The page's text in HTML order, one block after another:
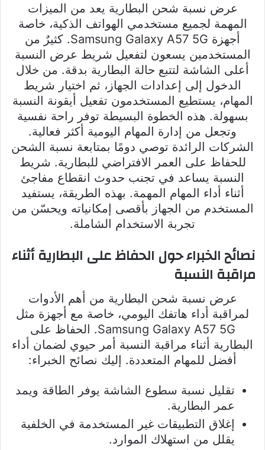
عرض نسبة شحن البطارية يعد من الميزات
المهمة لجميع مستخدمي الهواتف الذكية، خاصة
أجهزة Samsung Galaxy A57 5G. كثيرٌ من
المستخدمين يسعون لتفعيل شريط عرض النسبة
أعلى الشاشة لتتبع حالة البطارية بدقة. من خلال
الدخول إلى إعدادات الجهاز، ثم اختيار شريط
المهام، يستطيع المستخدمون تفعيل أيقونة النسبة
بسهولة. هذه الخطوة البسيطة توفر راحة نفسية
وتجعل من إدارة المهام اليومية أكثر فعالية.
الشركات الرائدة توصي دومًا بمتابعة نسبة الشحن
للحفاظ على العمر الافتراضي للبطارية. شريط
النسبة يساعد في تجنب حدوث انقطاع مفاجئ
أثناء أداء المهام المهمة. بهذه الطريقة، يستفيد
المستخدم من الجهاز بأقصى إمكانياته ويحسّن من
تجربة الاستخدام الشاملة.
نصائح الخبراء حول الحفاظ على البطارية أثناء
مراقبة النسبة
عرض نسبة شحن البطارية من أهم الأدوات
لمراقبة أداء هاتفك اليومي، خاصة مع أجهزة مثل
Samsung Galaxy A57 5G. الحفاظ على
البطارية أثناء مراقبة النسبة أمر حيوي لضمان أداء
أفضل للمهام المتعددة. إليك نصائح الخبراء:
تقليل نسبة سطوع الشاشة يوفر الطاقة ويمد
عمر البطارية.
إغلاق التطبيقات غير المستخدمة في الخلفية
يقلل من استهلاك الموارد.